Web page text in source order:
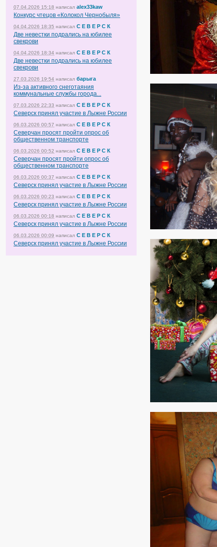
07.04.2026 15:18 написал alex33kaw
Конкурс чтецов «Колокол Чернобыля»
04.04.2026 18:35 написал С Е В Е Р С К
Две невестки подрались на юбилее
свекрови
04.04.2026 18:34 написал С Е В Е Р С К
Две невестки подрались на юбилее
свекрови
27.03.2026 19:54 написал барыга
Из-за активного снеготаяния
коммунальные службы города...
07.03.2026 22:33 написал С Е В Е Р С К
Северск принял участие в Лыжне России
06.03.2026 00:57 написал С Е В Е Р С К
Северчан просят пройти опрос об
общественном транспорте
06.03.2026 00:52 написал С Е В Е Р С К
Северчан просят пройти опрос об
общественном транспорте
06.03.2026 00:37 написал С Е В Е Р С К
Северск принял участие в Лыжне России
06.03.2026 00:23 написал С Е В Е Р С К
Северск принял участие в Лыжне России
06.03.2026 00:18 написал С Е В Е Р С К
Северск принял участие в Лыжне России
06.03.2026 00:09 написал С Е В Е Р С К
Северск принял участие в Лыжне России